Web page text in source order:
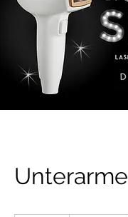
Unterarme